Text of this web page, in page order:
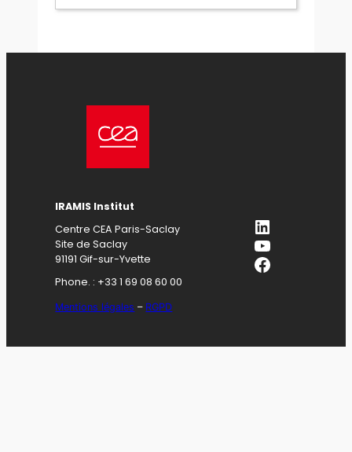
IRAMIS Institut
Centre CEA Paris-Saclay
Site de Saclay
91191 Gif-sur-Yvette
Phone. : +33 1 69 08 60 00
Mentions légales – RGPD
LinkedIn
YouTube
Facebook